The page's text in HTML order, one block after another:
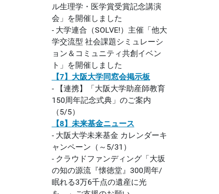
ル生理学・医学賞受賞記念講演
会」を開催しました
- 大学連合（SOLVE!）主催「他大
学交流型 社会課題シミュレーシ
ョン＆コミュニティ共創イベン
ト」を開催しました
【7】大阪大学同窓会掲示板
- 【連携】「大阪大学助産師教育
150周年記念式典」のご案内
（5/5）
【8】未来基金ニュース
- 大阪大学未来基金 カレンダーキ
ャンペーン（～5/31）
- クラウドファンディング「大坂
の知の源流『懐徳堂』300周年/
眠れる3万6千点の遺産に光